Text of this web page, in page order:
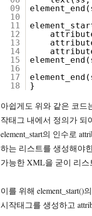
09
10
11
12
13
14
15
16
17
18
}
아쉽게도 위와 같은 코드
작태그 내에서 정의가 되
element_start의 인수로
하는 리스트를 생성해야
가능한 XML을 굳이 리
이를 위해
시작태그를 생성하고